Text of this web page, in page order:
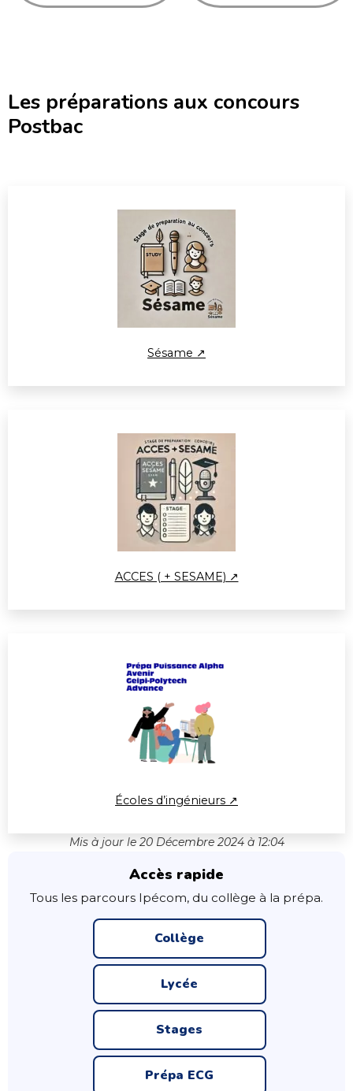
Les préparations aux concours
Postbac
Sésame ↗
ACCES ( + SESAME) ↗
Écoles d’ingénieurs ↗
Mis à jour le 20 Décembre 2024 à 12:04
Accès rapide
Tous les parcours Ipécom, du collège à la prépa.
Collège
Lycée
Stages
Prépa ECG